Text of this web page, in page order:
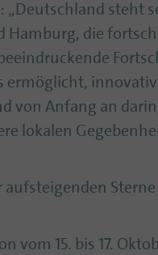
steht
die
von Anfang an
lokalen
aufsteigenden
vom 15. bis 17.